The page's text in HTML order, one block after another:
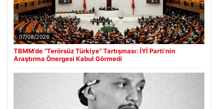
07/08/2026
TBMM’de “Terörsüz Türkiye” Tartışması: İYİ Parti’nin
Araştırma Önergesi Kabul Görmedi